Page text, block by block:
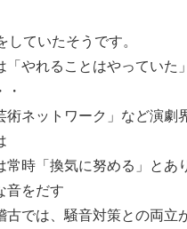
していたそうです。
「やれることはやっていた
術ネットワーク」など演劇
常時「換気に努める」とあ
音をだす
古では、騒音対策との両立